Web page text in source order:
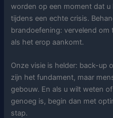
worden op een moment dat
tijdens een echte crisis.
brandoefening: vervelend om
als het erop aankomt.
Onze visie is helder: back-up
zijn het fundament, maar
gebouw. En als u wilt weten
genoeg is, begin dan met
stap.